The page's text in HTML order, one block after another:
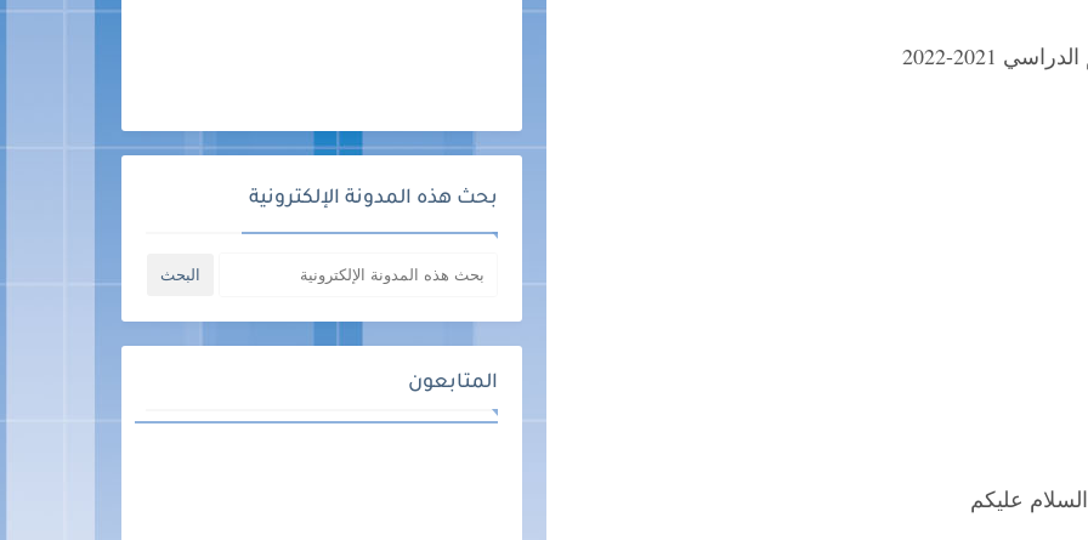
2021-2022
السلام عليكم
بحث هذه المدونة الإلكترونية
المتابعون